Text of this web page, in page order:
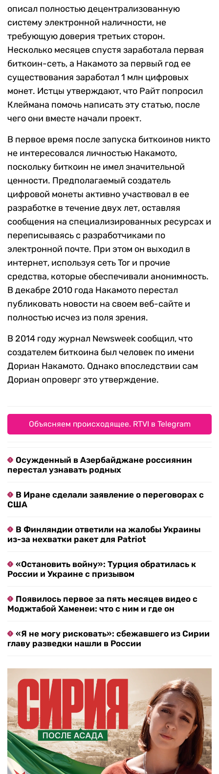
описал полностью децентрализованную
систему электронной наличности, не
требующую доверия третьих сторон.
Несколько месяцев спустя заработала первая
биткоин-сеть, а Накамото за первый год ее
существования заработал 1 млн цифровых
монет. Истцы утверждают, что Райт попросил
Клеймана помочь написать эту статью, после
чего они вместе начали проект.
В первое время после запуска биткоинов никто
не интересовался личностью Накамото,
поскольку биткоин не имел значительной
ценности. Предполагаемый создатель
цифровой монеты активно участвовал в ее
разработке в течение двух лет, оставляя
сообщения на специализированных ресурсах и
переписываясь с разработчиками по
электронной почте. При этом он выходил в
интернет, используя сеть Tor и прочие
средства, которые обеспечивали анонимность.
В декабре 2010 года Накамото перестал
публиковать новости на своем веб-сайте и
полностью исчез из поля зрения.
В 2014 году журнал Newsweek сообщил, что
создателем биткоина был человек по имени
Дориан Накамото. Однако впоследствии сам
Дориан опроверг это утверждение.
Объясняем происходящее. RTVI в Telegram
Осужденный в Азербайджане россиянин
перестал узнавать родных
В Иране сделали заявление о переговорах с
США
В Финляндии ответили на жалобы Украины
из-за нехватки ракет для Patriot
«Остановить войну»: Турция обратилась к
России и Украине с призывом
Появилось первое за пять месяцев видео с
Моджтабой Хаменеи: что с ним и где он
«Я не могу рисковать»: сбежавшего из Сирии
главу разведки нашли в России